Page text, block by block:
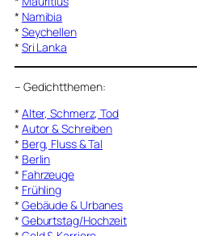
* Namibia
* Seychellen
* Sri Lanka
– Gedichtthemen:
* Alter, Schmerz, Tod
* Autor & Schreiben
* Berg, Fluss & Tal
* Berlin
* Fahrzeuge
* Frühling
* Gebäude & Urbanes
* Geburtstag/Hochzeit